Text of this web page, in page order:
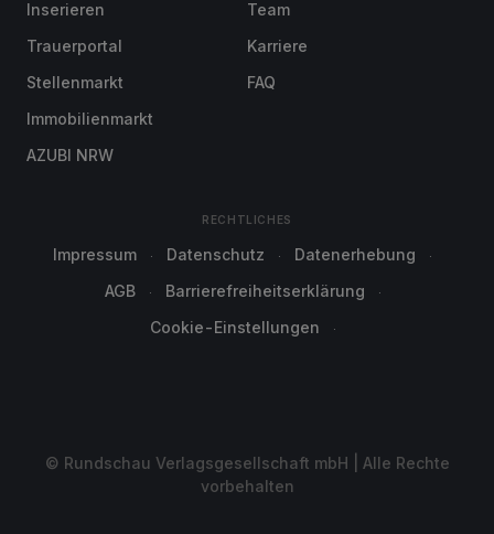
Inserieren
Trauerportal
Stellenmarkt
Immobilienmarkt
AZUBI NRW
Team
Karriere
FAQ
RECHTLICHES
Impressum Datenschutz
Datenerhebung
AGB
Barrierefreiheitserklärung
Cookie-Einstellungen
© Rundschau Verlagsgesellschaft mbH | Alle Rechte
vorbehalten